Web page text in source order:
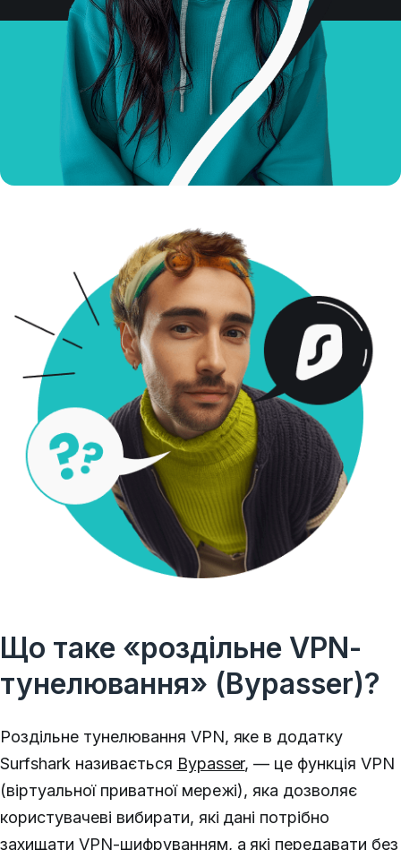
Що таке «роздільне VPN-
тунелювання» (Bypasser)?
Роздільне тунелювання VPN, яке в додатку
Surfshark називається Bypasser, — це функція VPN
(віртуальної приватної мережі), яка дозволяє
користувачеві вибирати, які дані потрібно
захищати VPN-шифруванням, а які передавати без